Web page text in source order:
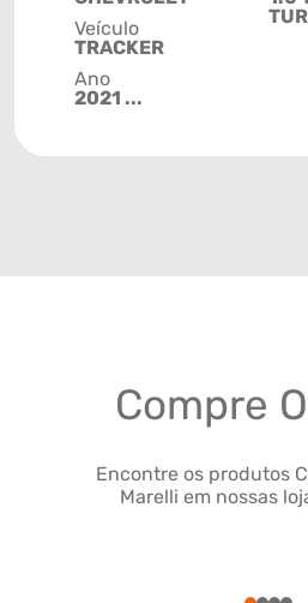
Veículo
TRACKER
Ano
2021 ...
Compre
Encontre os produtos
Marelli em nossas